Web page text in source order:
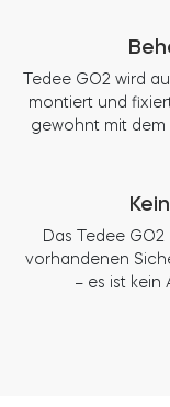
Tedee GO2 wird
montiert und
gewohnt mit dem
Das Tedee
vorhandenen
– es ist kein